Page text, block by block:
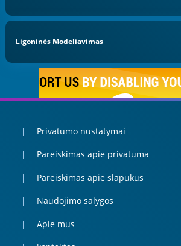
Ligoninės Modeliavimas
Privatumo nustatymai
Pareiskimas apie privatuma
Pareiskimas apie slapukus
Naudojimo salygos
Apie mus